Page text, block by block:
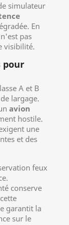
simulateur
En
pas
visibilité.
pour
A et B
largage.
avion
hostile.
une
et des
feux
conserve
garantit la
sur le